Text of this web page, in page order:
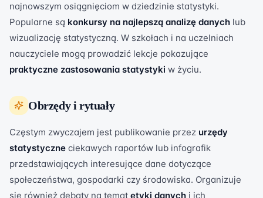
najnowszym osiągnięciom w dziedzinie statystyki.
Popularne są konkursy na najlepszą analizę danych lub
wizualizację statystyczną. W szkołach i na uczelniach
nauczyciele mogą prowadzić lekcje pokazujące
praktyczne zastosowania statystyki w życiu.
Obrzędy i rytuały
Częstym zwyczajem jest publikowanie przez urzędy
statystyczne ciekawych raportów lub infografik
przedstawiających interesujące dane dotyczące
społeczeństwa, gospodarki czy środowiska. Organizuje
się również debaty na temat etyki danych i ich